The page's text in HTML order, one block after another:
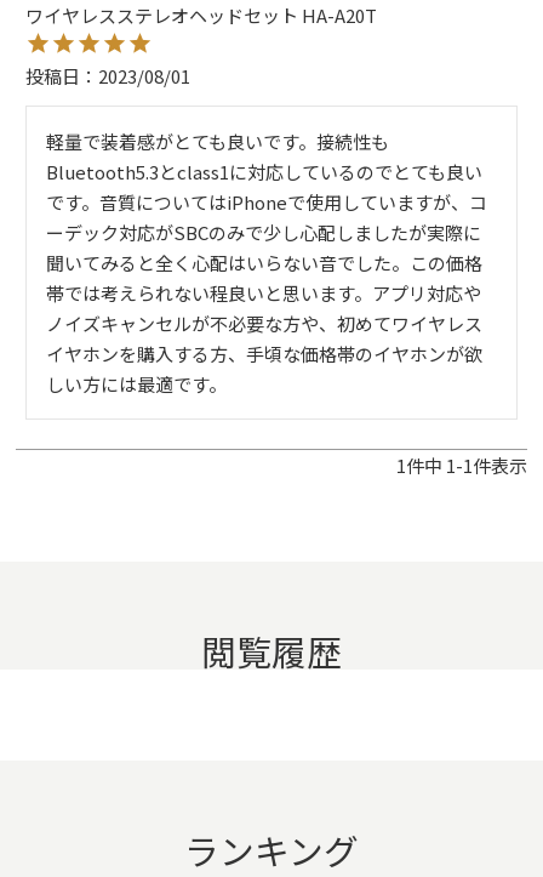
ワイヤレスステレオヘッドセット HA-A20T
投稿日 2023/08/01
軽量で装着感がとても良いです。接続性も
Bluetooth5.3とclass1に対応しているのでとても良い
です。音質についてはiPhoneで使用していますが、コ
ーデック対応がSBCのみで少し心配しましたが実際に
聞いてみると全く心配はいらない音でした。この価格
帯では考えられない程良いと思います。アプリ対応や
ノイズキャンセルが不必要な方や、初めてワイヤレス
イヤホンを購入する方、手頃な価格帯のイヤホンが欲
しい方には最適です。
1件中 1-1件表示
閲覧履歴
ランキング